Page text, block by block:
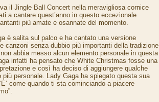
il Jingle Ball Concert nella meravigliosa cornice
a cantare quest’anno in questo eccezionale
più amate e osannate del momento.
è salita sul palco e ha cantato una versione
canzoni senza dubbio più importanti della tradizione
abbia messo alcun elemento personale in questa
infatti ha pensato che White Christmas fosse una
e così ha deciso di aggiungere qualche
personale. Lady Gaga ha spiegato questa sua
come quando ti sta cominciando a piacere